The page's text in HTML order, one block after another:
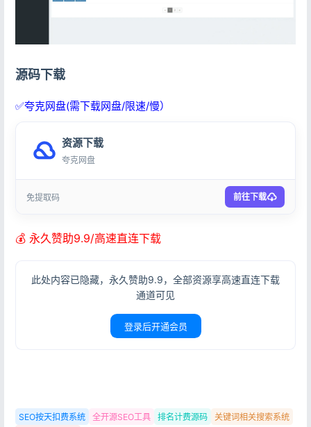
源码下载
✅夸克网盘(需下载网盘/限速/慢）
资源下载
夸克网盘
免提取码 前往下载
💰 永久赞助9.9/高速直连下载
此处内容已隐藏，永久赞助9.9，全部资源享高速直连下载
通道可见
登录后开通会员
SEO按天扣费系统 全开源SEO工具 排名计费源码
关键词相关搜索系统
登录
没有账号？立即注册
记住登录 忘记密码?
用户协议 隐私政策